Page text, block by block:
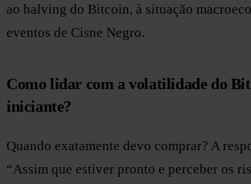
ao halving do Bitcoin, à situação
eventos de Cisne Negro.
Como lidar com a volatilidade do
iniciante?
Quando exatamente devo comprar? A
“Assim que estiver pronto e perceber os